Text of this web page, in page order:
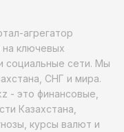
агрегатор
на ключевых
социальные сети. Мы
СНГ и мира.
- это финансовые,
Казахстана,
курсы валют и